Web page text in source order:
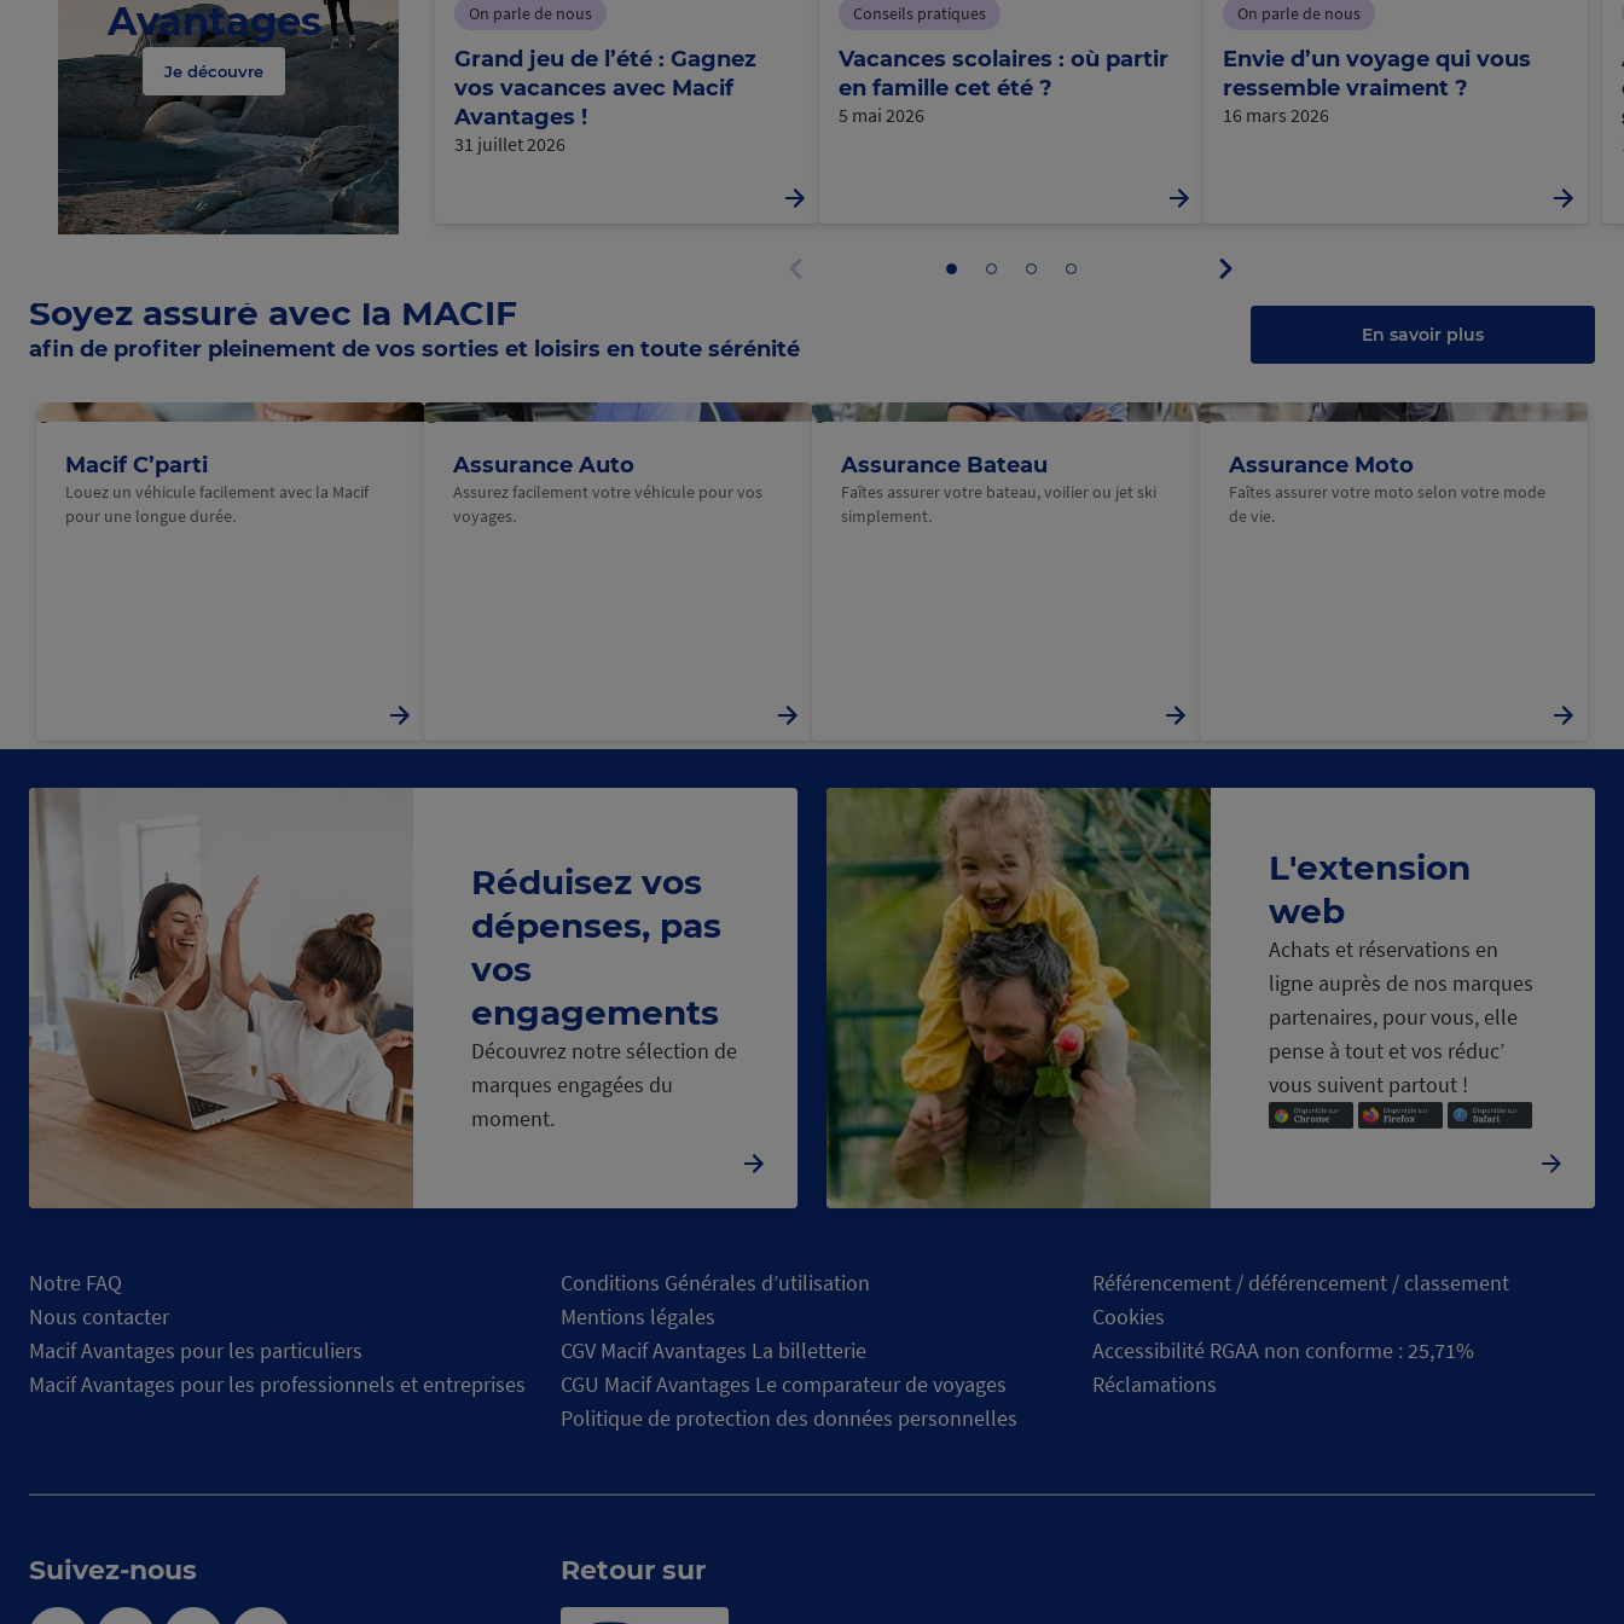
Avantages
Je découvre
On parle de nous
Grand jeu de l’été : Gagnez
vos vacances avec Macif
Avantages !
31 juillet 2026
Conseils pratiques
Vacances scolaires : où partir
en famille cet été ?
5 mai 2026
On parle de nous
Envie d’un voyage qui vous
ressemble vraiment ?
16 mars 2026
Aller Aller Aller Aller
Panneau
suivant
Soyez assuré avec la MACIF
afin de profiter pleinement de vos sorties et loisirs en toute sérénité
En savoir plus
Macif C’parti
Louez un véhicule facilement avec la Macif
pour une longue durée.
@Macif
Assurance Auto
Assurez facilement votre véhicule pour vos
voyages.
@Macif
Assurance Bateau
Faîtes assurer votre bateau, voilier ou jet ski
simplement.
@Macif
Assurance Moto
Faîtes assurer votre moto selon votre mode
de vie.
@Macif
Réduisez vos
dépenses, pas
vos
engagements
Découvrez notre sélection de
marques engagées du
moment.
L'extension
web
Achats et réservations en
ligne auprès de nos marques
partenaires, pour vous, elle
pense à tout et vos réduc’
vous suivent partout !
Notre FAQ
Nous contacter
Macif Avantages pour les particuliers
Macif Avantages pour les professionnels et entreprises
Conditions Générales d’utilisation
Mentions légales
CGV Macif Avantages La billetterie
CGU Macif Avantages Le comparateur de voyages
Politique de protection des données personnelles
Référencement / déférencement / classement
Cookies
Accessibilité RGAA non conforme : 25,71%
Réclamations
Suivez-nous Retour sur